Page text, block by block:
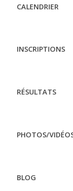
CALENDRIER
INSCRIPTIONS
RÉSULTATS
PHOTOS/
BLOG